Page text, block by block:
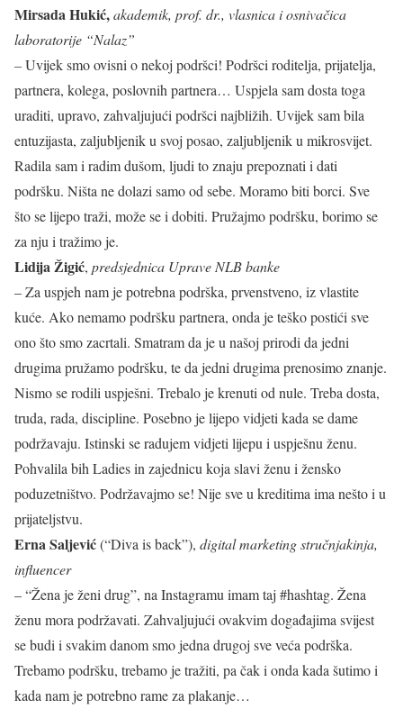
Mirsada Hukić,akademik, prof. dr., vlasnica i osnivačica
laboratorije “Nalaz”
–Uvijek smo ovisni o nekoj podršci! Podršci roditelja, prijatelja,
partnera, kolega, poslovnih partnera… Uspjela sam dosta toga
uraditi, upravo, zahvaljujući podršci najbližih. Uvijek sam bila
entuzijasta, zaljubljenik u svoj posao, zaljubljenik u mikrosvijet.
Radila sam i radim dušom, ljudi to znaju prepoznati i dati
podršku. Ništa ne dolazi samo od sebe. Moramo biti borci. Sve
što se lijepo traži, može se i dobiti. Pružajmo podršku, borimo se
za nju i tražimo je.
Lidija Žigić, predsjednica Uprave NLB banke
– Za uspjeh nam je potrebna podrška, prvenstveno, iz vlastite
kuće. Ako nemamo podršku partnera, onda je teško postići sve
ono što smo zacrtali. Smatram da je u našoj prirodi da jedni
drugima pružamo podršku, te da jedni drugima prenosimo znanje.
Nismo se rodili uspješni. Trebalo je krenuti od nule. Treba dosta,
truda, rada, discipline. Posebno je lijepo vidjeti kada se dame
podržavaju. Istinski se radujem vidjeti lijepu i uspješnu ženu.
Pohvalila bih Ladies in zajednicu koja slavi ženu i žensko
poduzetništvo. Podržavajmo se! Nije sve u kreditima ima nešto i u
prijateljstvu.
Erna Saljević(“Diva is back”), digital marketing stručnjakinja,
influencer
– “Žena je ženi drug”, na Instagramu imam taj #hashtag. Žena
ženu mora podržavati. Zahvaljujući ovakvim događajima svijest
se budi i svakim danom smo jedna drugoj sve veća podrška.
Trebamo podršku, trebamo je tražiti, pa čak i onda kada šutimo i
kada nam je potrebno rame za plakanje…